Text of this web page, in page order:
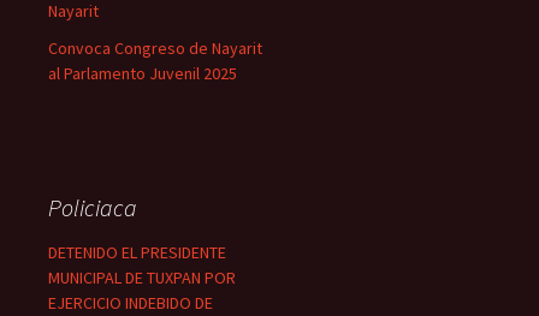
Nayarit
Convoca Congreso de Nayarit
al Parlamento Juvenil 2025
Policiaca
DETENIDO EL PRESIDENTE
MUNICIPAL DE TUXPAN POR
EJERCICIO INDEBIDO DE